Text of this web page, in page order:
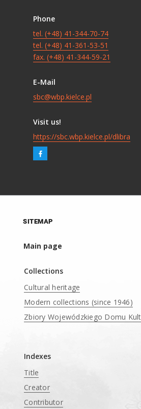
Phone
tel. (+48) 41-344-70-74
tel. (+48) 41-361-53-51
fax. (+48) 41-344-59-21
E-Mail
sbc@wbp.kielce.pl
Visit us!
https://sbc.wbp.kielce.pl/dlibra
SITEMAP
Main page
Collections
Cultural heritage
Modern collections (since 1946)
Zbiory Wojewódzkiego Domu
Indexes
Title
Creator
Contributor